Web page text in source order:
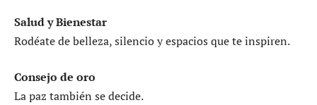
Salud y Bienestar
Rodéate de belleza, silencio y espacios que te inspiren.
Consejo de oro
La paz también se decide.